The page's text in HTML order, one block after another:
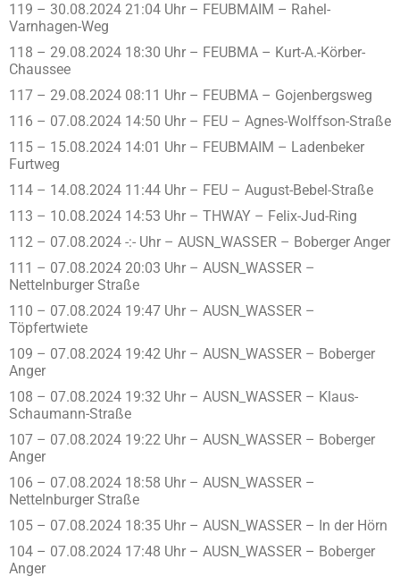
119 – 30.08.2024 21:04 Uhr – FEUBMAIM – Rahel-
Varnhagen-Weg
118 – 29.08.2024 18:30 Uhr – FEUBMA – Kurt-A.-Körber-
Chaussee
117 – 29.08.2024 08:11 Uhr – FEUBMA – Gojenbergsweg
116 – 07.08.2024 14:50 Uhr – FEU – Agnes-Wolffson-Straße
115 – 15.08.2024 14:01 Uhr – FEUBMAIM – Ladenbeker
Furtweg
114 – 14.08.2024 11:44 Uhr – FEU – August-Bebel-Straße
113 – 10.08.2024 14:53 Uhr – THWAY – Felix-Jud-Ring
112 – 07.08.2024 -:- Uhr – AUSN_WASSER – Boberger Anger
111 – 07.08.2024 20:03 Uhr – AUSN_WASSER –
Nettelnburger Straße
110 – 07.08.2024 19:47 Uhr – AUSN_WASSER –
Töpfertwiete
109 – 07.08.2024 19:42 Uhr – AUSN_WASSER – Boberger
Anger
108 – 07.08.2024 19:32 Uhr – AUSN_WASSER – Klaus-
Schaumann-Straße
107 – 07.08.2024 19:22 Uhr – AUSN_WASSER – Boberger
Anger
106 – 07.08.2024 18:58 Uhr – AUSN_WASSER –
Nettelnburger Straße
105 – 07.08.2024 18:35 Uhr – AUSN_WASSER – In der Hörn
104 – 07.08.2024 17:48 Uhr – AUSN_WASSER – Boberger
Anger